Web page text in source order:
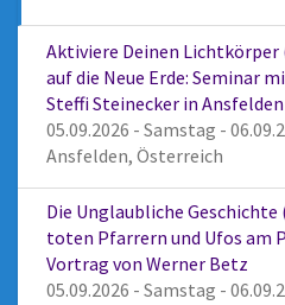
Aktiviere Deinen Lichtkörper
auf die Neue Erde: Seminar
Steffi Steinecker in
05.09.2026 - Samstag -
Ansfelden, Österreich
Die Unglaubliche Geschichte
toten Pfarrern und Ufos am
Vortrag von Werner Betz
05.09.2026 - Samstag -